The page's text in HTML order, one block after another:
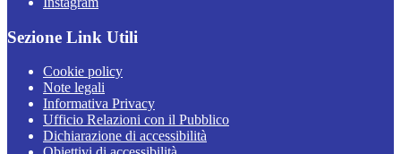
Sezione Link Utili
Cookie policy
Note legali
Informativa Privacy
Ufficio Relazioni con il Pubblico
Dichiarazione di accessibilità